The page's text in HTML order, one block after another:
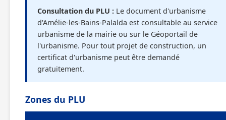
Consultation du PLU : Le document d'urbanisme
d'Amélie-les-Bains-Palalda est consultable au service
urbanisme de la mairie ou sur le Géoportail de
l'urbanisme. Pour tout projet de construction, un
certificat d'urbanisme peut être demandé
gratuitement.
Zones du PLU